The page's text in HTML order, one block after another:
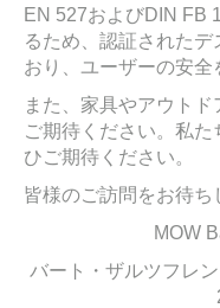
EN 527およびDIN FB
るため、認証された
おり、ユーザーの安全
また、家具やアウト
ご期待ください。私
ひご期待ください。
皆様のご訪問をお待ち
MOW
バート・ザルツフレ